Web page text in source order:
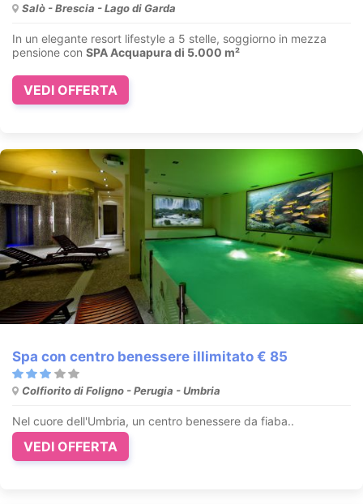
Salò - Brescia - Lago di Garda
In un elegante resort lifestyle a 5 stelle, soggiorno in mezza
pensione con SPA Acquapura di 5.000 m²
VEDI OFFERTA
Spa con centro benessere illimitato € 85
Colfiorito di Foligno - Perugia - Umbria
Nel cuore dell'Umbria, un centro benessere da fiaba..
VEDI OFFERTA